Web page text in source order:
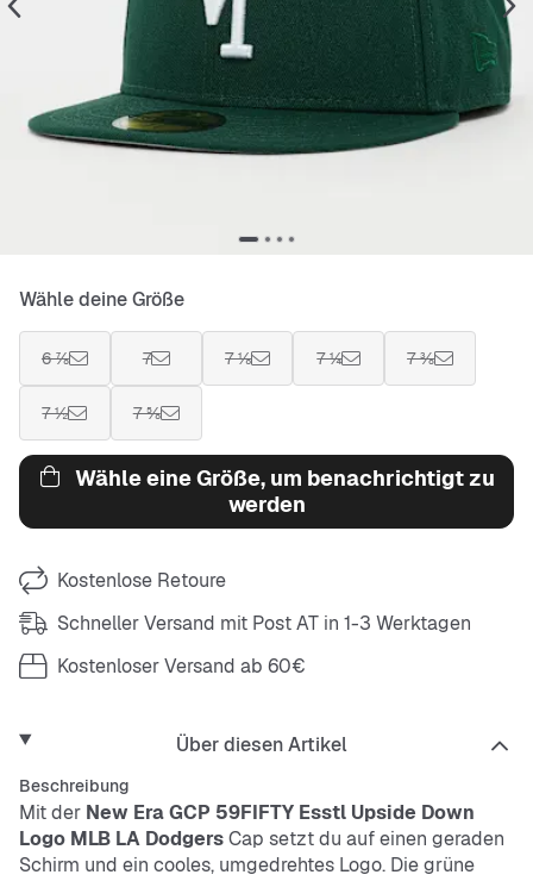
Wähle deine Größe
6 ⅞ 7 7 ⅛ 7 ¼ 7 ⅜
7 ½ 7 ⅝
Wähle eine Größe, um benachrichtigt zu
werden
Kostenlose Retoure
Schneller Versand mit Post AT in 1-3 Werktagen
Kostenloser Versand ab 60€
Über diesen Artikel
Beschreibung
Mit der New EraGCP 59FIFTY Esstl Upside Down
Logo MLB LA DodgersCap setzt du auf einen geraden
Schirm und ein cooles, umgedrehtes Logo. Die grüne